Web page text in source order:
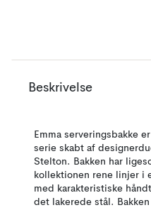
Beskrivelse
Emma serveringsbakke
serie skabt af
Stelton. Bakken har
kollektionen rene linjer i
med karakteristiske
det lakerede stål.